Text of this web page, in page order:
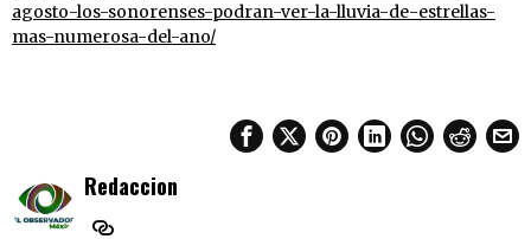
agosto-los-sonorenses-podran-ver-la-lluvia-de-estrellas-
mas-numerosa-del-ano/
Redaccion